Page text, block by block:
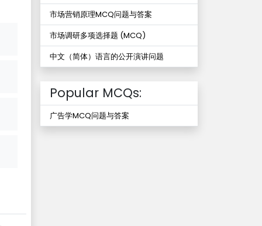
市场营销原理MCQ问题与答案
市场调研多项选择题 (MCQ)
中文（简体）语言的公开演讲问题
Popular MCQs:
广告学MCQ问题与答案